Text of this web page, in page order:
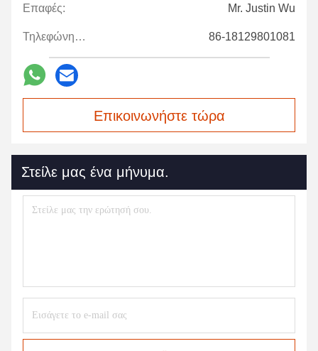
Επαφές: Mr. Justin Wu
Τηλεφώνημα: 86-18129801081
Επικοινωνήστε τώρα
Στείλε μας ένα μήνυμα.